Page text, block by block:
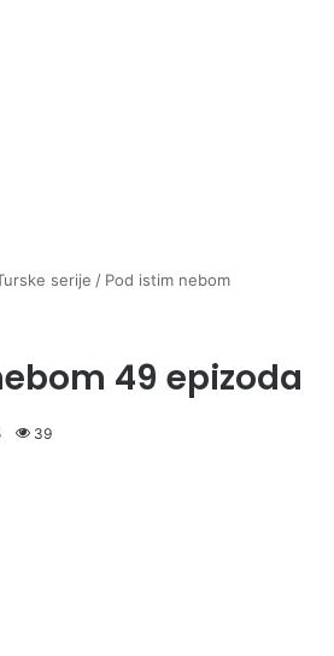
serije / Pod istim nebom
49 epizoda
39